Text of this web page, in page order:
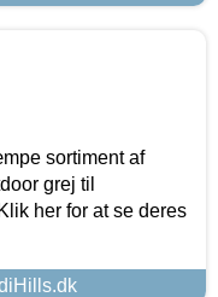
sortiment af
grej til
her for at se deres